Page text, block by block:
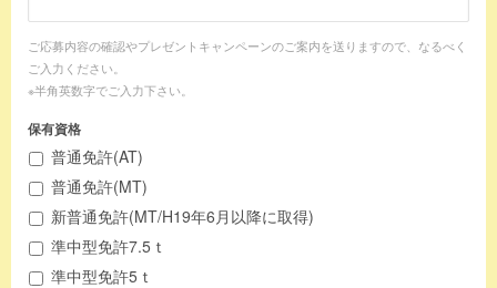
ご応募内容の確認やプレゼントキャンペーンのご案内を送りますので、なるべく
ご入力ください。
※半角英数字でご入力下さい。
保有資格
普通免許(AT)
普通免許(MT)
新普通免許(MT/H19年6月以降に取得)
準中型免許7.5ｔ
準中型免許5ｔ